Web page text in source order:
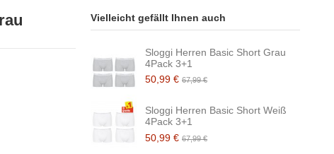
Vielleicht gefällt Ihnen auch
Sloggi Herren Basic Short Grau
4Pack 3+1
50,99 € 67,99 €
Sloggi Herren Basic Short Weiß
4Pack 3+1
50,99 € 67,99 €